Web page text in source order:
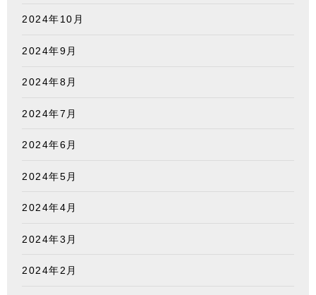
2024年10月
2024年9月
2024年8月
2024年7月
2024年6月
2024年5月
2024年4月
2024年3月
2024年2月